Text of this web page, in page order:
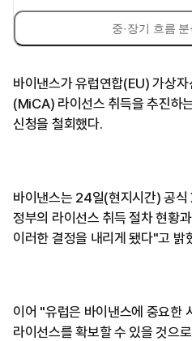
중·장기 흐름
바이낸스가 유럽연합(EU) 가상
(MiCA) 라이선스 취득을 추진하
신청을 철회했다.
바이낸스는 24일(현지시간) 공
정부의 라이선스 취득 절차 현황
이러한 결정을 내리게 됐다"고 밝
이어 "유럽은 바이낸스에 중요한
라이선스를 확보할 수 있을 것으